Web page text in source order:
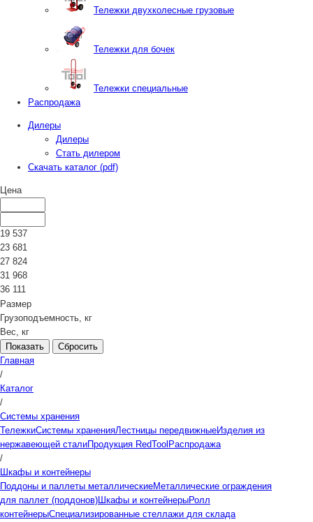
Тележки двухколесные грузовые
Тележки для бочек
Тележки специальные
Распродажа
Дилеры
Дилеры
Стать дилером
Скачать каталог (pdf)
Цена
19 537
23 681
27 824
31 968
36 111
Размер
Грузоподъемность, кг
Вес, кг
Сбросить
Главная
/
Каталог
/
Системы хранения
ТележкиСистемы храненияЛестницы передвижныеИзделия из
нержавеющей сталиПродукция RedTool Распродажа
/
Шкафы и контейнеры
Поддоны и паллеты металлическиеМеталлические ограждения
для паллет (поддонов)Шкафы и контейнерыРолл
контейнерыСпециализированные стеллажи для склада